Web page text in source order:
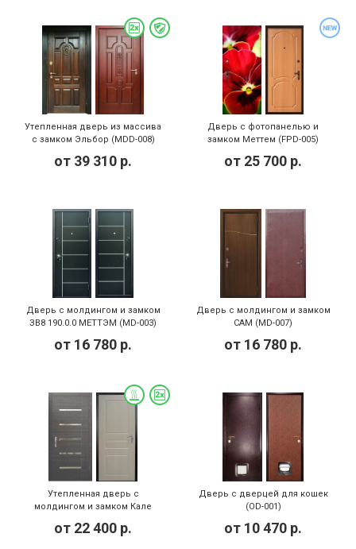
Утепленная дверь из массива
с замком Эльбор (MDD-008)
от 39 310 р.
Дверь с фотопанелью и
замком Меттем (FPD-005)
от 25 700 р.
Дверь с молдингом и замком
ЗВ8 190.0.0 МЕТТЭМ (MD-003)
от 16 780 р.
Дверь с молдингом и замком
САМ (MD-007)
от 16 780 р.
Утепленная дверь с
молдингом и замком Кале
от 22 400 р.
Дверь с дверцей для кошек
(OD-001)
от 10 470 р.